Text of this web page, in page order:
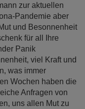
zur aktuellen
Pandemie aber
und Besonnenheit
für all Ihre
Panik
viel Kraft und
was immer
Wochen haben die
Anfragen von
uns allen Mut zu